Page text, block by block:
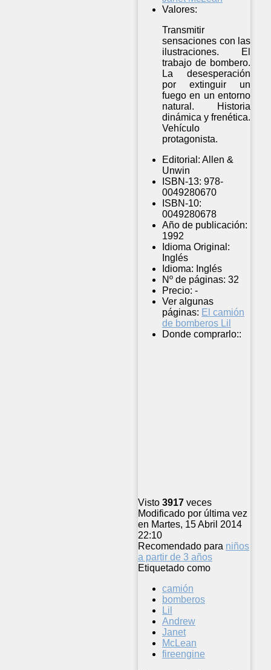
Valores:
Transmitir
sensaciones con las
ilustraciones. El
trabajo de bombero.
La desesperación
por extinguir un
fuego en un entorno
natural. Historia
dinámica y frenética.
Vehículo
protagonista.
Editorial: Allen &
Unwin
ISBN-13: 978-
0049280670
ISBN-10:
0049280678
Año de publicación:
1992
Idioma Original:
Inglés
Idioma: Inglés
Nº de páginas: 32
Precio: -
Ver algunas
páginas: El camión
de bomberos Lil
Donde comprarlo::
Visto 3917 veces
Modificado por última vez
en Martes, 15 Abril 2014
22:10
Recomendado para niños
a partir de 3 años
Etiquetado como
camión
bomberos
Lil
Andrew
Janet
McLean
fireengine